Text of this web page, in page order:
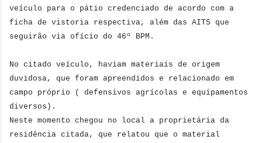
veículo para o pátio credenciado de acordo com a
ficha de vistoria respectiva, além das AITS que
seguirão via ofício do 46º BPM.
No citado veículo, haviam materiais de origem
duvidosa, que foram apreendidos e relacionado em
campo próprio ( defensivos agrícolas e equipamentos
diversos).
Neste momento chegou no local a proprietária da
residência citada, que relatou que o material